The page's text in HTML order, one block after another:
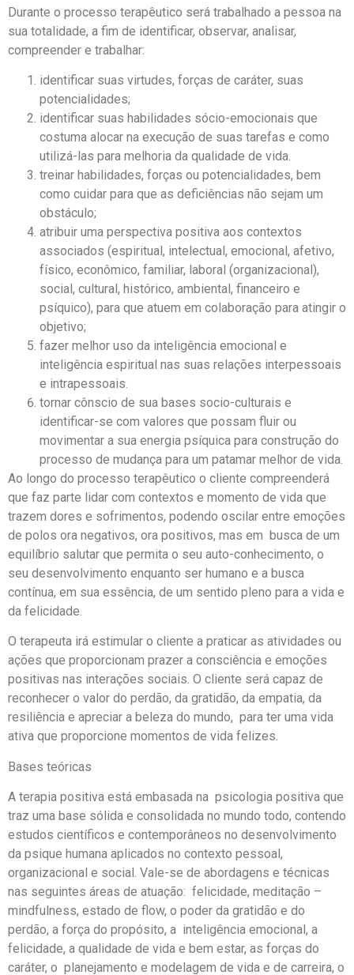
Durante o processo terapêutico será trabalhado a pessoa na
sua totalidade, a fim de identificar, observar, analisar,
compreender e trabalhar:
identificar suas virtudes, forças de caráter, suas
potencialidades;
identificar suas habilidades sócio-emocionais que
costuma alocar na execução de suas tarefas e como
utilizá-las para melhoria da qualidade de vida.
treinar habilidades, forças ou potencialidades, bem
como cuidar para que as deficiências não sejam um
obstáculo;
atribuir uma perspectiva positiva aos contextos
associados (espiritual, intelectual, emocional, afetivo,
físico, econômico, familiar, laboral (organizacional),
social, cultural, histórico, ambiental, financeiro e
psíquico), para que atuem em colaboração para atingir o
objetivo;
fazer melhor uso da inteligência emocional e
inteligência espiritual nas suas relações interpessoais
e intrapessoais.
tornar cônscio de sua bases socio-culturais e
identificar-se com valores que possam fluir ou
movimentar a sua energia psíquica para construção do
processo de mudança para um patamar melhor de vida.
Ao longo do processo terapêutico o cliente compreenderá
que faz parte lidar com contextos e momento de vida que
trazem dores e sofrimentos, podendo oscilar entre emoções
de polos ora negativos, ora positivos, mas em busca de um
equilíbrio salutar que permita o seu auto-conhecimento, o
seu desenvolvimento enquanto ser humano e a busca
contínua, em sua essência, de um sentido pleno para a vida e
da felicidade.
O terapeuta irá estimular o cliente a praticar as atividades ou
ações que proporcionam prazer a consciência e emoções
positivas nas interações sociais. O cliente será capaz de
reconhecer o valor do perdão, da gratidão, da empatia, da
resiliência e apreciar a beleza do mundo, para ter uma vida
ativa que proporcione momentos de vida felizes.
Bases teóricas
A terapia positiva está embasada na psicologia positiva que
traz uma base sólida e consolidada no mundo todo, contendo
estudos científicos e contemporâneos no desenvolvimento
da psique humana aplicados no contexto pessoal,
organizacional e social. Vale-se de abordagens e técnicas
nas seguintes áreas de atuação: felicidade, meditação –
mindfulness, estado de flow, o poder da gratidão e do
perdão, a força do propósito, a inteligência emocional, a
felicidade, a qualidade de vida e bem estar, as forças do
caráter, o planejamento e modelagem de vida e de carreira, o